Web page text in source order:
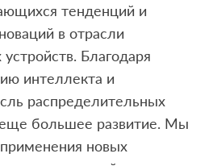
тенденций и
в отрасли
Благодаря
интеллекта и
распределительных
большее развитие. Мы
новых